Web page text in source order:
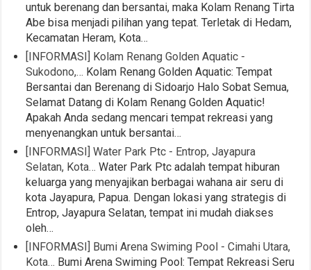
untuk berenang dan bersantai, maka Kolam Renang Tirta
Abe bisa menjadi pilihan yang tepat. Terletak di Hedam,
Kecamatan Heram, Kota…
[INFORMASI] Kolam Renang Golden Aquatic -
Sukodono,… Kolam Renang Golden Aquatic: Tempat
Bersantai dan Berenang di Sidoarjo Halo Sobat Semua,
Selamat Datang di Kolam Renang Golden Aquatic!
Apakah Anda sedang mencari tempat rekreasi yang
menyenangkan untuk bersantai…
[INFORMASI] Water Park Ptc - Entrop, Jayapura
Selatan, Kota… Water Park Ptc adalah tempat hiburan
keluarga yang menyajikan berbagai wahana air seru di
kota Jayapura, Papua. Dengan lokasi yang strategis di
Entrop, Jayapura Selatan, tempat ini mudah diakses
oleh…
[INFORMASI] Bumi Arena Swiming Pool - Cimahi Utara,
Kota… Bumi Arena Swiming Pool: Tempat Rekreasi Seru